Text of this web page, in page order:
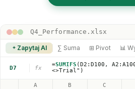
Q4_Performance.xlsx
Zapytaj AI ∑ Suma ⊞ Pivot 📊
D7 fx
=SUMIFS (D2:D100,
<>Trial")
A B C